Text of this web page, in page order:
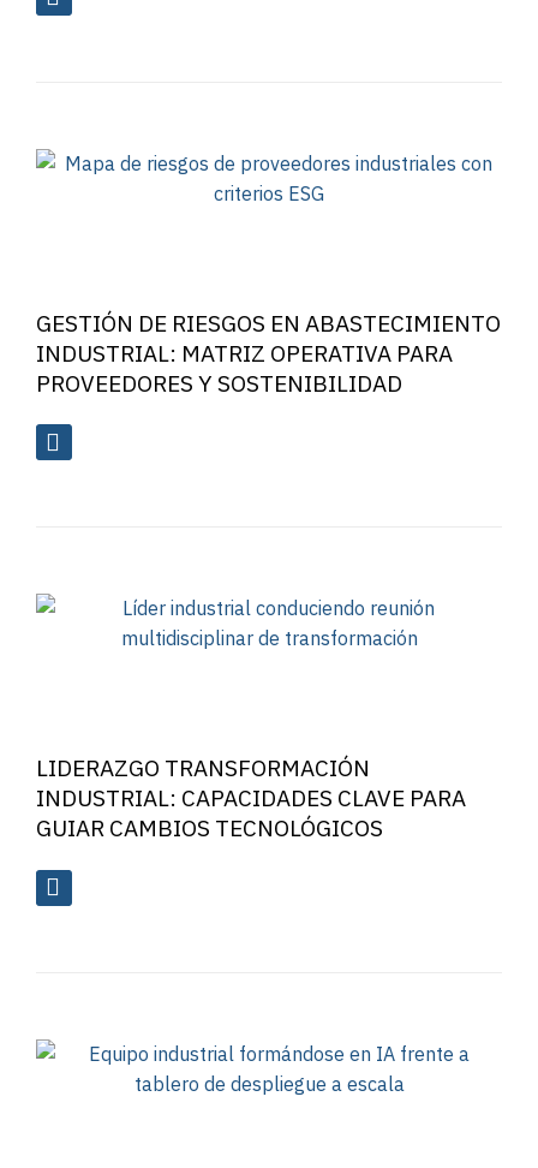
GESTIÓN DE RIESGOS EN ABASTECIMIENTO
INDUSTRIAL: MATRIZ OPERATIVA PARA
PROVEEDORES Y SOSTENIBILIDAD
LIDERAZGO TRANSFORMACIÓN
INDUSTRIAL: CAPACIDADES CLAVE PARA
GUIAR CAMBIOS TECNOLÓGICOS